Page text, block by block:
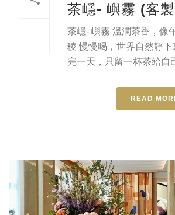
茶嶾- 嶼霧 (客
茶嶾- 嶼霧 溫潤茶香，像
稜 慢慢喝，世界自然靜
完一天，只留一杯茶給自
READ